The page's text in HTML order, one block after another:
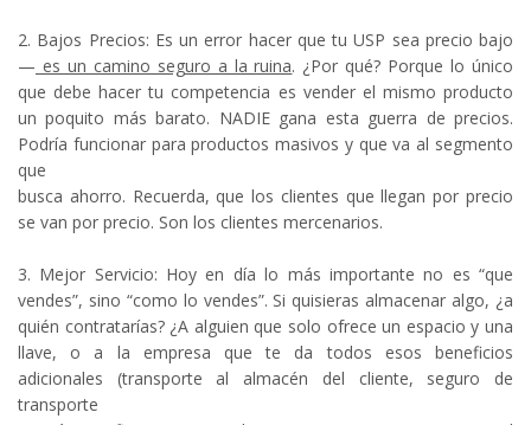
2. Bajos Precios: Es un error hacer que tu USP sea precio bajo
— es un camino seguro a la ruina. ¿Por qué? Porque lo único
que debe hacer tu competencia es vender el mismo producto
un poquito más barato. NADIE gana esta guerra de precios.
Podría funcionar para productos masivos y que va al segmento
que
busca ahorro. Recuerda, que los clientes que llegan por precio
se van por precio. Son los clientes mercenarios.
3. Mejor Servicio: Hoy en día lo más importante no es “que
vendes”, sino “como lo vendes”. Si quisieras almacenar algo, ¿a
quién contratarías? ¿A alguien que solo ofrece un espacio y una
llave, o a la empresa que te da todos esos beneficios
adicionales (transporte al almacén del cliente, seguro de
transporte